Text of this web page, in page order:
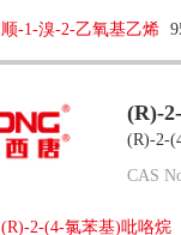
顺-1-溴-2-乙氧基乙烯
(R)-
(R)-2-
CAS
(R)-2-(4-氯苯基)吡咯烷